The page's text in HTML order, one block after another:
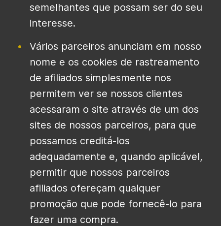
semelhantes que possam ser do seu
interesse.
Vários parceiros anunciam em nosso
nome e os cookies de rastreamento
de afiliados simplesmente nos
permitem ver se nossos clientes
acessaram o site através de um dos
sites de nossos parceiros, para que
possamos creditá-los
adequadamente e, quando aplicável,
permitir que nossos parceiros
afiliados ofereçam qualquer
promoção que pode fornecê-lo para
fazer uma compra.